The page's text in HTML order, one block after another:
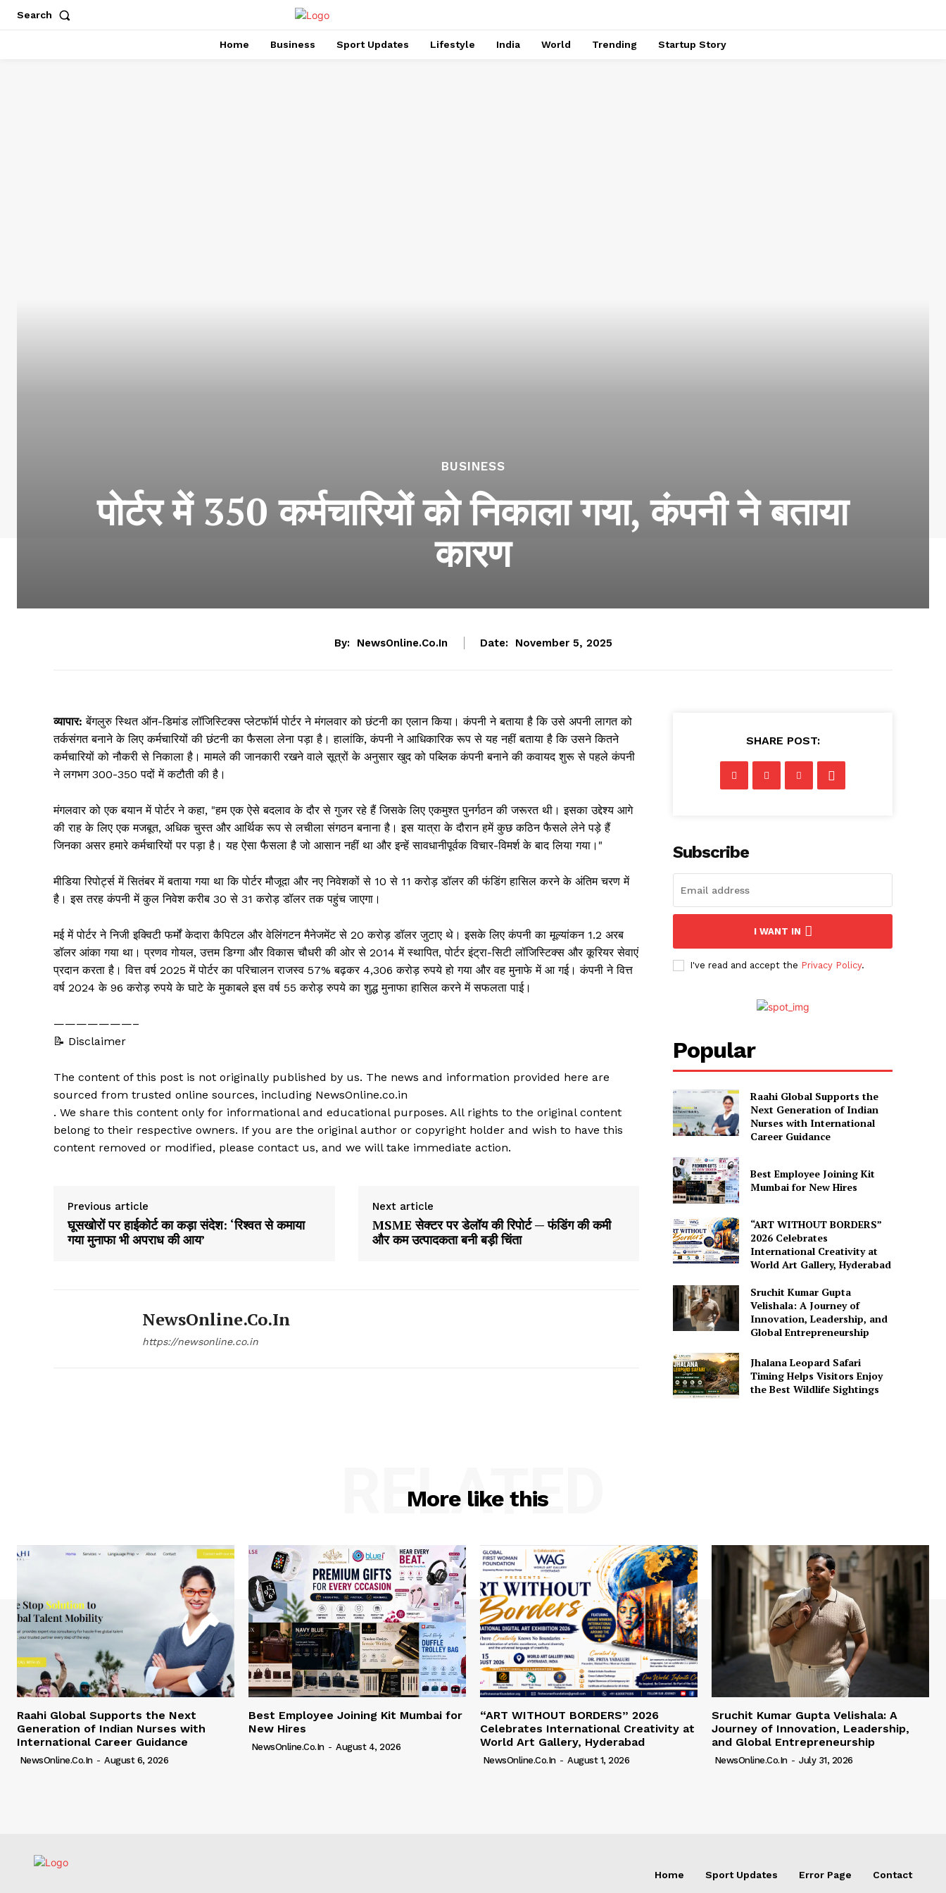
Search
Home Business Sport Updates Lifestyle India World Trending Startup Story
BUSINESS
पोर्टर में 350 कर्मचारियों को निकाला गया, कंपनी ने बताया
कारण
By: NewsOnline.co.in Date: November 5, 2025
व्यापार:बेंगलुरु स्थित ऑन-डिमांड लॉजिस्टिक्स प्लेटफॉर्म पोर्टर ने मंगलवार को छंटनी का एलान किया। कंपनी ने बताया है कि उसे अपनी लागत को
तर्कसंगत बनाने के लिए कर्मचारियों की छंटनी का फैसला लेना पड़ा है। हालांकि, कंपनी ने आधिकारिक रूप से यह नहीं बताया है कि उसने कितने
कर्मचारियों को नौकरी से निकाला है। मामले की जानकारी रखने वाले सूत्रों के अनुसार खुद को पब्लिक कंपनी बनाने की कवायद शुरू से पहले कंपनी
ने लगभग 300-350 पदों में कटौती की है।
मंगलवार को एक बयान में पोर्टर ने कहा, "हम एक ऐसे बदलाव के दौर से गुजर रहे हैं जिसके लिए एकमुश्त पुनर्गठन की जरूरत थी। इसका उद्देश्य आगे
की राह के लिए एक मजबूत, अधिक चुस्त और आर्थिक रूप से लचीला संगठन बनाना है। इस यात्रा के दौरान हमें कुछ कठिन फैसले लेने पड़े हैं
जिनका असर हमारे कर्मचारियों पर पड़ा है। यह ऐसा फैसला है जो आसान नहीं था और इन्हें सावधानीपूर्वक विचार-विमर्श के बाद लिया गया।"
मीडिया रिपोर्ट्स में सितंबर में बताया गया था कि पोर्टर मौजूदा और नए निवेशकों से 10 से 11 करोड़ डॉलर की फंडिंग हासिल करने के अंतिम चरण में
है। इस तरह कंपनी में कुल निवेश करीब 30 से 31 करोड़ डॉलर तक पहुंच जाएगा।
मई में पोर्टर ने निजी इक्विटी फर्मों केदारा कैपिटल और वेलिंगटन मैनेजमेंट से 20 करोड़ डॉलर जुटाए थे। इसके लिए कंपनी का मूल्यांकन 1.2 अरब
डॉलर आंका गया था। प्रणव गोयल, उत्तम डिग्गा और विकास चौधरी की ओर से 2014 में स्थापित, पोर्टर इंट्रा-सिटी लॉजिस्टिक्स और कूरियर सेवाएं
प्रदान करता है। वित्त वर्ष 2025 में पोर्टर का परिचालन राजस्व 57% बढ़कर 4,306 करोड़ रुपये हो गया और वह मुनाफे में आ गई। कंपनी ने वित्त
वर्ष 2024 के 96 करोड़ रुपये के घाटे के मुकाबले इस वर्ष 55 करोड़ रुपये का शुद्ध मुनाफा हासिल करने में सफलता पाई।
———————–
📝 Disclaimer
The content of this post is not originally published by us. The news and information provided here are
sourced from trusted online sources, including NewsOnline.co.in
. We share this content only for informational and educational purposes. All rights to the original content
belong to their respective owners. If you are the original author or copyright holder and wish to have this
content removed or modified, please contact us, and we will take immediate action.
Previous article
घूसखोरों पर हाईकोर्ट का कड़ा संदेश: ‘रिश्वत से कमाया
गया मुनाफा भी अपराध की आय’
Next article
MSME सेक्टर पर डेलॉय की रिपोर्ट — फंडिंग की कमी
और कम उत्पादकता बनी बड़ी चिंता
NewsOnline.co.in
https://newsonline.co.in
SHARE POST:
Subscribe
I WANT IN
I've read and accept the Privacy Policy.
Popular
Raahi Global Supports the
Next Generation of Indian
Nurses with International
Career Guidance
Best Employee Joining Kit
Mumbai for New Hires
“ART WITHOUT BORDERS”
2026 Celebrates
International Creativity at
World Art Gallery, Hyderabad
Sruchit Kumar Gupta
Velishala: A Journey of
Innovation, Leadership, and
Global Entrepreneurship
Jhalana Leopard Safari
Timing Helps Visitors Enjoy
the Best Wildlife Sightings
More like this
RELATED
Raahi Global Supports the Next
Generation of Indian Nurses with
International Career Guidance
NewsOnline.co.in - August 6, 2026
Best Employee Joining Kit Mumbai for
New Hires
NewsOnline.co.in - August 4, 2026
“ART WITHOUT BORDERS” 2026
Celebrates International Creativity at
World Art Gallery, Hyderabad
NewsOnline.co.in - August 1, 2026
Sruchit Kumar Gupta Velishala: A
Journey of Innovation, Leadership,
and Global Entrepreneurship
NewsOnline.co.in - July 31, 2026
Home Sport Updates Error Page Contact